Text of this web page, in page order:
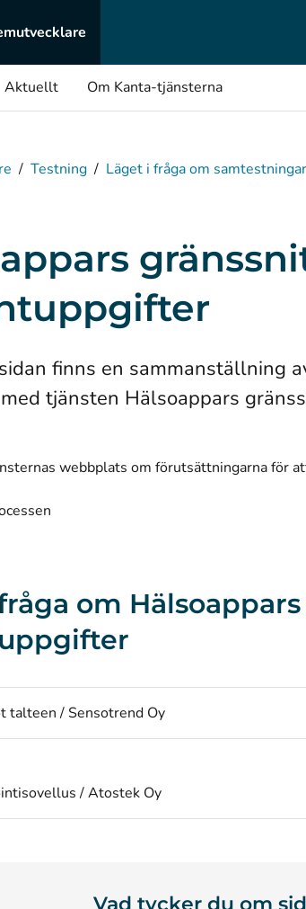
Aktuellt Om Kanta-tjänsterna
/ Testning / Läget i fråga om samtestningar
finns en sammanställning
tjänsten Hälsoappars
webbplats om förutsättningarna för
om
talteen / Sensotrend Oy
/ Atostek Oy
Vad tycker du om